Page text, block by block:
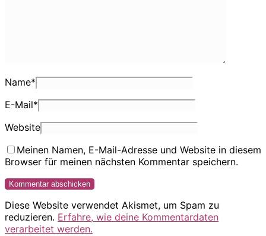
Name*
E-Mail*
Website
Meinen Namen, E-Mail-Adresse und Website in diesem
Browser für meinen nächsten Kommentar speichern.
Diese Website verwendet Akismet, um Spam zu
reduzieren. Erfahre, wie deine Kommentardaten
verarbeitet werden.